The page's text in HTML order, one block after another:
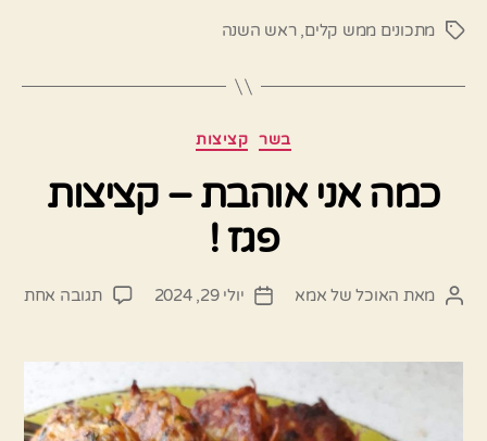
תגיותמתכונים ממש קלים,ראש השנה
קטגוריות בשר קציצות
כמה אני אוהבת – קציצות
פגז !
המחבר
מאת האוכל של אמא
תאריך
יולי 29, 2024 תגובה אחת